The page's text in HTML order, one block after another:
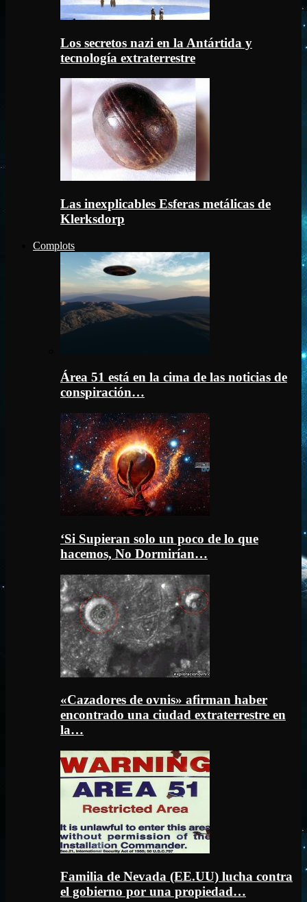
Los secretos nazi en la Antártida y
tecnología extraterrestre
Las inexplicables Esferas metálicas de
Klerksdorp
Complots
Área 51 está en la cima de las noticias de
conspiración…
‘Si Supieran solo un poco de lo que
hacemos, No Dormirían…
«Cazadores de ovnis» afirman haber
encontrado una ciudad extraterrestre en
la…
Familia de Nevada (EE.UU) lucha contra
el gobierno por una propiedad…